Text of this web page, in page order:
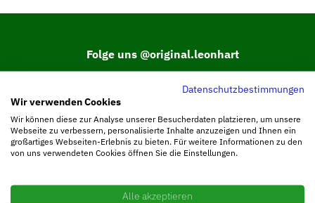
Folge uns @original.leonhart
Tritt unserer Facebook Community bei.
Datenschutzbestimmungen
Wir verwenden Cookies
Wir können diese zur Analyse unserer Besucherdaten platzieren, um unsere
Webseite zu verbessern, personalisierte Inhalte anzuzeigen und Ihnen ein
großartiges Webseiten-Erlebnis zu bieten. Für weitere Informationen zu den
von uns verwendeten Cookies öffnen Sie die Einstellungen.
Alle akzeptieren